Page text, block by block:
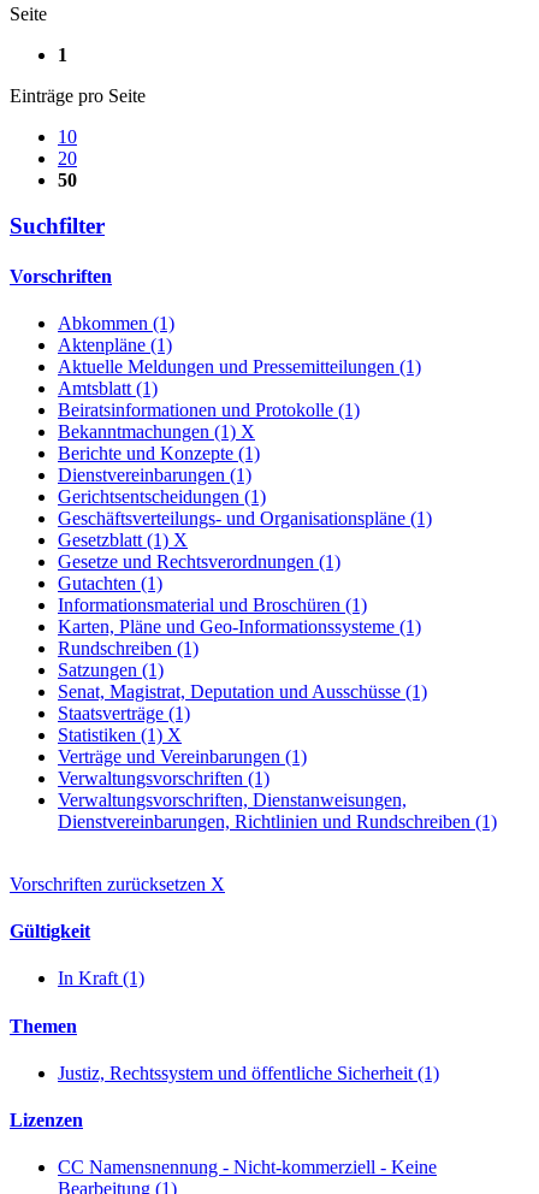
Seite
1
Einträge pro Seite
10
20
50
Suchfilter
Vorschriften
Abkommen (1)
Aktenpläne (1)
Aktuelle Meldungen und Pressemitteilungen (1)
Amtsblatt (1)
Beiratsinformationen und Protokolle (1)
Bekanntmachungen (1) X
Berichte und Konzepte (1)
Dienstvereinbarungen (1)
Gerichtsentscheidungen (1)
Geschäftsverteilungs- und Organisationspläne (1)
Gesetzblatt (1) X
Gesetze und Rechtsverordnungen (1)
Gutachten (1)
Informationsmaterial und Broschüren (1)
Karten, Pläne und Geo-Informationssysteme (1)
Rundschreiben (1)
Satzungen (1)
Senat, Magistrat, Deputation und Ausschüsse (1)
Staatsverträge (1)
Statistiken (1) X
Verträge und Vereinbarungen (1)
Verwaltungsvorschriften (1)
Verwaltungsvorschriften, Dienstanweisungen,
Dienstvereinbarungen, Richtlinien und Rundschreiben (1)
Vorschriften zurücksetzen X
Gültigkeit
In Kraft (1)
Themen
Justiz, Rechtssystem und öffentliche Sicherheit (1)
Lizenzen
CC Namensnennung - Nicht-kommerziell - Keine
Bearbeitung (1)